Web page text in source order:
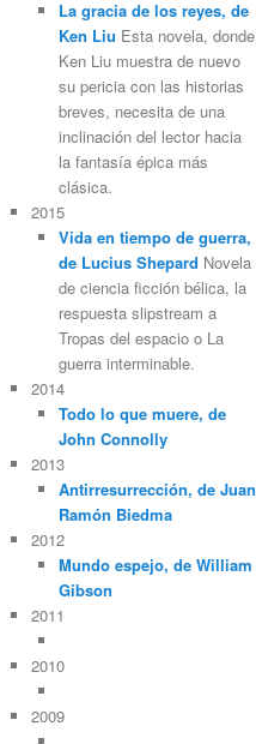
La gracia de los reyes, de
Ken Liu Esta novela, donde
Ken Liu muestra de nuevo
su pericia con las historias
breves, necesita de una
inclinación del lector hacia
la fantasía épica más
clásica.
2015
Vida en tiempo de guerra,
de Lucius Shepard Novela
de ciencia ficción bélica, la
respuesta slipstream a
Tropas del espacio o La
guerra interminable.
2014
Todo lo que muere, de
John Connolly
2013
Antirresurrección, de Juan
Ramón Biedma
2012
Mundo espejo, de William
Gibson
2011
2010
2009